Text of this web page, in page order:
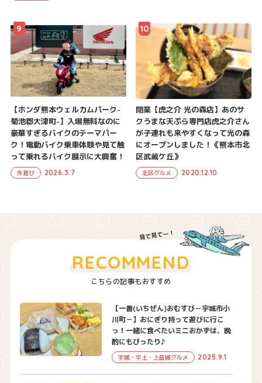
【ホンダ熊本ウェルカムパーク-
菊池郡大津町-】入場無料なのに
豪華すぎるバイクのテーマパー
ク！電動バイク乗車体験や見て触
って乗れるバイク展示に大興奮！
外遊び 2026.3.7
9
閉業【虎之介 光の森店】あのサ
クうまな天ぷら専門店虎之介さん
が子連れも来やすくなって光の森
にオープンしました！《熊本市北
区武蔵ケ丘》
北区グルメ 2020.12.10
10
こちらの記事もおすすめ
RECOMMEND
【一善(いちぜん)おむすび－宇城市小
川町－】おにぎり持って遊びに行こ
っ！一緒に食べたいミニおかずは、晩
酌にもぴったり♪
宇城・宇土・上益城グルメ 2025.9.1